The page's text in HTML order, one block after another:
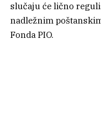
slučaju će lično
nadležnim
Fonda PIO.